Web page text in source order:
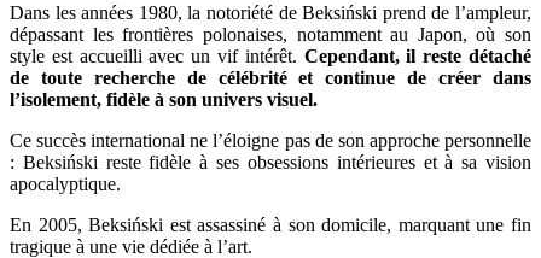
Dans les années 1980, la notoriété de Beksiński prend de l’ampleur,
dépassant les frontières polonaises, notamment au Japon, où son
style est accueilli avec un vif intérêt. Cependant, il reste détaché
de toute recherche de célébrité et continue de créer dans
l’isolement, fidèle à son univers visuel.
Ce succès international ne l’éloigne pas de son approche personnelle
: Beksiński reste fidèle à ses obsessions intérieures et à sa vision
apocalyptique.
En 2005, Beksiński est assassiné à son domicile, marquant une fin
tragique à une vie dédiée à l’art.